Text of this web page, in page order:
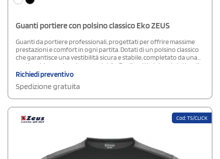
Guanti portiere con polsino classico Eko ZEUS
Guanti da portiere professionali, progettati per offrire massime
prestazioni e comfort in ogni partita. Dotati di un polsino classico
che garantisce una vestibilità sicura e stabile, completato da una
pratica chiusura in velcro regolabile. Realizzati in latex sintetico di
alta qualità, assicurano un’ottima aderenza e una presa sicura in
struttura ergonomica favorisce la libertà di movimento delle dita,
migliorando la reattività e la capacità di controllo del pallone.
Richiedi preventivo
Spedizione gratuita
Cod: TS/CLICK